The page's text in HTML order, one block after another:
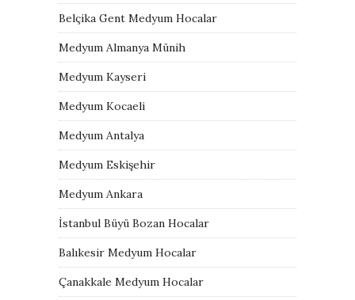
Belçika Gent Medyum Hocalar
Medyum Almanya Münih
Medyum Kayseri
Medyum Kocaeli
Medyum Antalya
Medyum Eskişehir
Medyum Ankara
İstanbul Büyü Bozan Hocalar
Balıkesir Medyum Hocalar
Çanakkale Medyum Hocalar